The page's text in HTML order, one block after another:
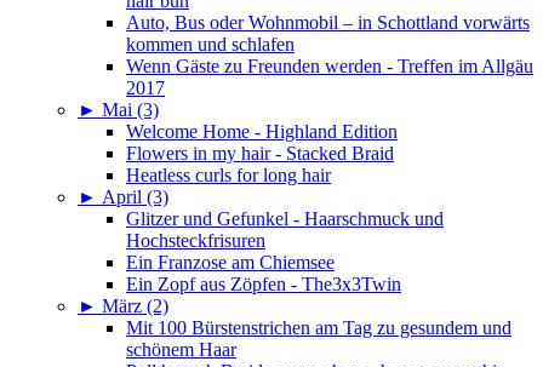
Auto, Bus oder Wohnmobil – in Schottland vorwärts
kommen und schlafen
Wenn Gäste zu Freunden werden - Treffen im Allgäu
2017
► Mai (3)
Welcome Home - Highland Edition
Flowers in my hair - Stacked Braid
Heatless curls for long hair
► April (3)
Glitzer und Gefunkel - Haarschmuck und
Hochsteckfrisuren
Ein Franzose am Chiemsee
Ein Zopf aus Zöpfen - The3x3Twin
► März (2)
Mit 100 Bürstenstrichen am Tag zu gesundem und
schönem Haar